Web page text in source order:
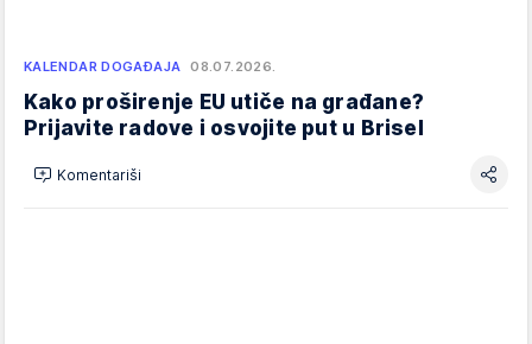
KALENDAR DOGAĐAJA 08.07.2026.
Kako proširenje EU utiče na građane?
Prijavite radove i osvojite put u Brisel
Komentariši